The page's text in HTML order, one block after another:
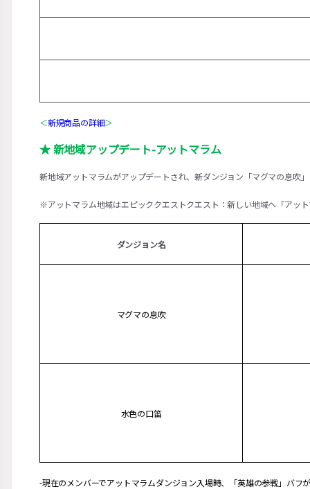
＜新規商品の詳細＞
★ 新地域アップデート-アットマラム
新地域アットマラムがアップデートされ、新ダンジョン「マグマの息吹
※アットマラム地域はエピッククエストクエスト：新しい地域へ「アッ
ダンジョン名
マグマの息吹
水色の口笛
-現在のメンバーでアットマラムダンジョン入場時、「英雄の参戦」バフ